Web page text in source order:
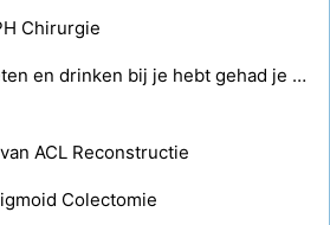
Chirurgie
Wat is het beste te eten en drinken bij je hebt gehad je amandelen Out
ACL Reconstructie
Colectomie